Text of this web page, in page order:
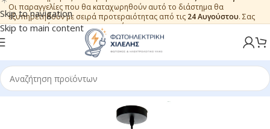
Skip to navigation
Skip to main content
Οι παραγγελίες που θα καταχωρηθούν αυτό το διάστημα θα
εξυπηρετηθούν με σειρά προτεραιότητας από τις 24 Αυγούστου. Σας
ευχαριστούμε για την εμπιστοσύνη.